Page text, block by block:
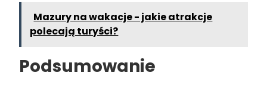
Mazury na wakacje - jakie atrakcje
polecają turyści?
Podsumowanie